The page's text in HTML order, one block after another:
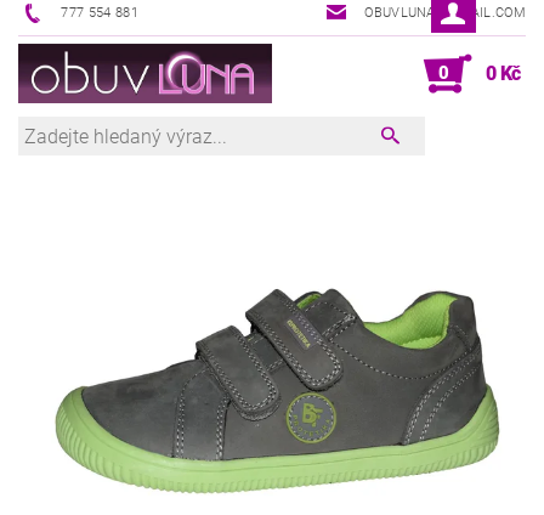
777 554 881 OBUVLUNA@GMAIL.COM
0 0 Kč